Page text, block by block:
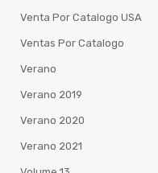
Venta Por Catalogo USA
Ventas Por Catalogo
Verano
Verano 2019
Verano 2020
Verano 2021